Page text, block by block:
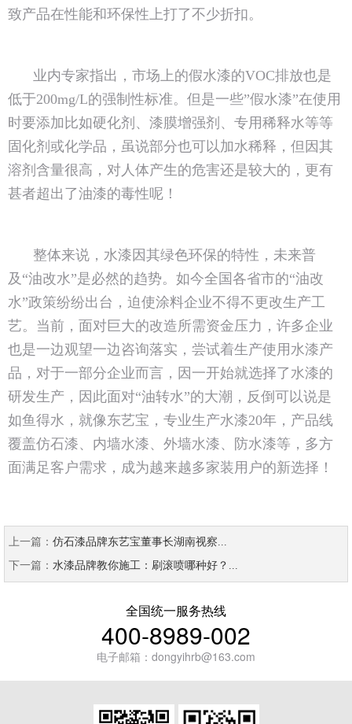
致产品在性能和环保性上打了不少折扣。
业内专家指出，市场上的假水漆的VOC排放也是
低于200mg/L的强制性标准。但是一些”假水漆”在使用
时要添加比如硬化剂、漆膜增强剂、专用稀释水等等
固化剂或化学品，虽说部分也可以加水稀释，但因其
溶剂含量很高，对人体产生的危害还是较大的，更有
甚者超出了油漆的毒性呢！
整体来说，水漆因其绿色环保的特性，未来普
及“油改水”是必然的趋势。如今全国各省市的“油改
水”政策纷纷出台，迫使涂料企业不得不更改生产工
艺。当前，面对巨大的改造所需资金压力，许多企业
也是一边观望一边咨询落实，尝试着生产使用水漆产
品，对于一部分企业而言，因一开始就选择了水漆的
研发生产，因此面对“油转水”的大潮，反倒可以说是
如鱼得水，就像东艺宝，专业生产水漆20年，产品线
覆盖仿石漆、内墙水漆、外墙水漆、防水漆等，多方
面满足客户需求，成为越来越多家装用户的新选择！
上一篇： 仿石漆品牌东艺宝董事长湖南视察...
下一篇： 水漆品牌教你施工：刷滚喷哪种好？...
全国统一服务热线
400-8989-002
电子邮箱：dongyihrb@163.com